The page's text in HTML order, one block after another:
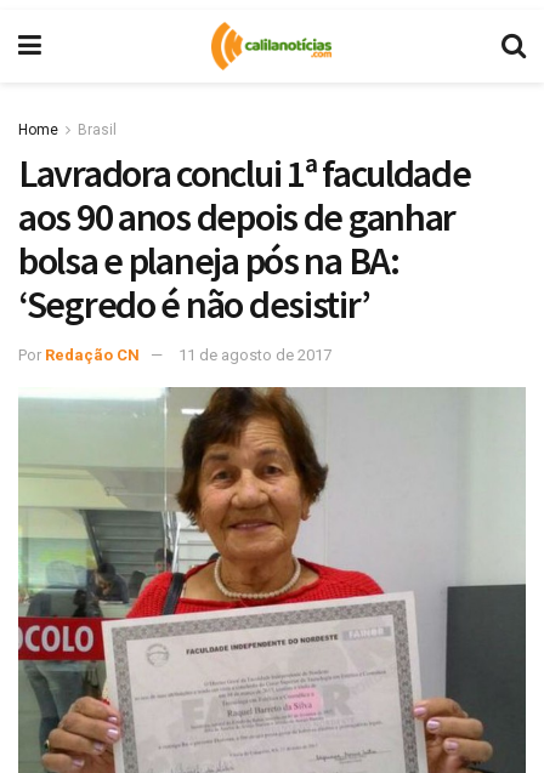
Home Brasil
Lavradora conclui 1ª faculdade
aos 90 anos depois de ganhar
bolsa e planeja pós na BA:
‘Segredo é não desistir’
Por Redação CN 11 de agosto de 2017